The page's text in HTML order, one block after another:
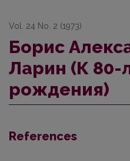
Vol. 24 No. 2 (1973)
Борис
Ларин (К 80-
рождения)
References